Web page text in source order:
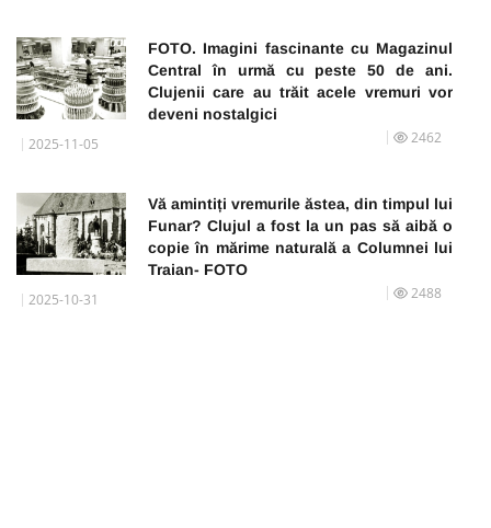
FOTO. Imagini fascinante cu Magazinul
Central în urmă cu peste 50 de ani.
Clujenii care au trăit acele vremuri vor
deveni nostalgici
2025-11-05 2462
Vă amintiți vremurile ăstea, din timpul lui
Funar? Clujul a fost la un pas să aibă o
copie în mărime naturală a Columnei lui
Traian- FOTO
2025-10-31 2488